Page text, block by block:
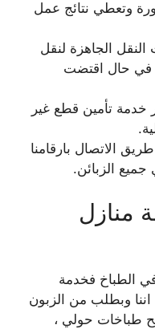
وتعطي نتائج عمل
الجاهزة لنقل
في حال اقتضت
خدمة تأمين قطع غير
الاتصال بارقامنا
الزبائن.
منازل
الطباخ فخدمة
وبطلب من الزبون
طباخات حولي ،